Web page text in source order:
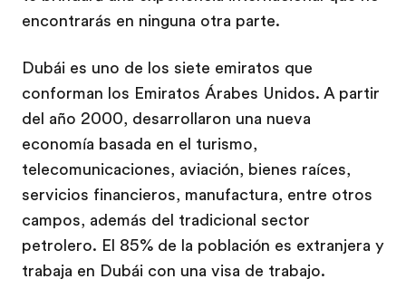
encontrarás en ninguna otra parte.
Dubái es uno de los siete emiratos que
conforman los Emiratos Árabes Unidos. A partir
del año 2000, desarrollaron una nueva
economía basada en el turismo,
telecomunicaciones, aviación, bienes raíces,
servicios financieros, manufactura, entre otros
campos, además del tradicional sector
petrolero. El 85% de la población es extranjera y
trabaja en Dubái con una visa de trabajo.